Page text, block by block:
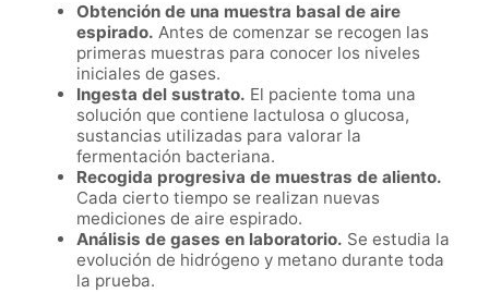
Obtención de una muestra basal de aire
espirado. Antes de comenzar se recogen las
primeras muestras para conocer los niveles
iniciales de gases.
Ingesta del sustrato. El paciente toma una
solución que contiene lactulosa o glucosa,
sustancias utilizadas para valorar la
fermentación bacteriana.
Recogida progresiva de muestras de aliento.
Cada cierto tiempo se realizan nuevas
mediciones de aire espirado.
Análisis de gases en laboratorio. Se estudia la
evolución de hidrógeno y metano durante toda
la prueba.